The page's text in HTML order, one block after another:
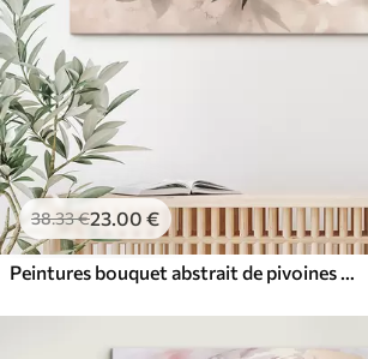
38.33€23.00 €
Peintures bouquet abstrait de pivoines dans des tons roses